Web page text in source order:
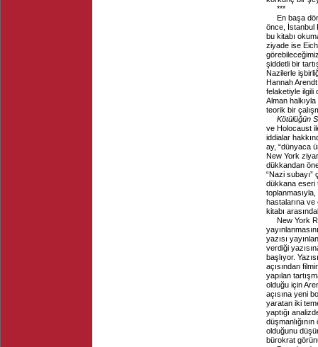
***
En başa
önce, İstanbul
bu kitabı
ziyade ise
şiddetli bir
Nazilerle
Hannah
felaketiyle ilgili
Alman
teorik bir
Kötülüğün
ve Holocaust
iddialar
ay, “dünyaca
New York
dükkandan
“Nazi subayı”
dükkana eseri
hastalarına ve
kitabı
New York
yazısı
verdiği
başlıyor.
açısından
yapılan
olduğu için
açısına yeni
yaratan iki
yaptığı
olduğunu
bürokrat